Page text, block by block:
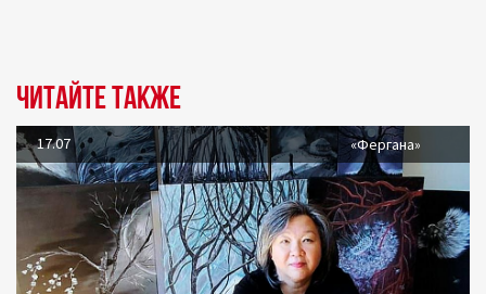
Читайте также
17.07 «Фергана»